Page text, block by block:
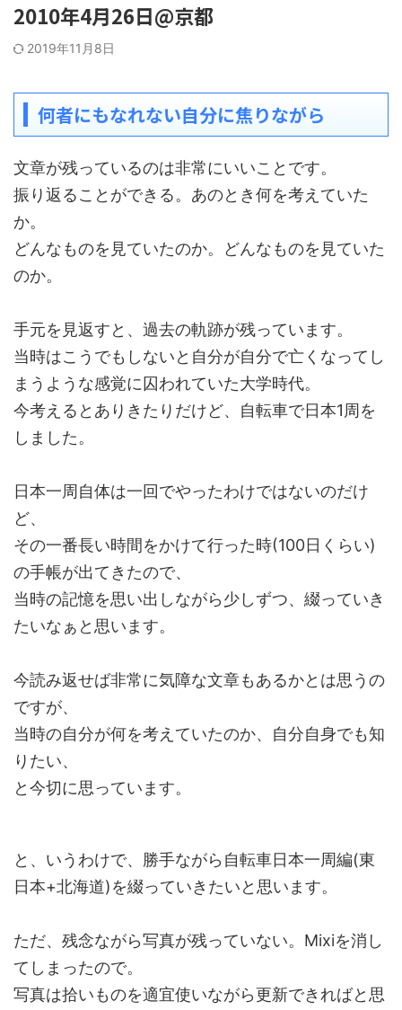
2010年4月26日@京都
2019年11月8日
何者にもなれない自分に焦りながら
文章が残っているのは非常にいいことです。
振り返ることができる。あのとき何を考えていた
か。
どんなものを見ていたのか。どんなものを見ていた
のか。
手元を見返すと、過去の軌跡が残っています。
当時はこうでもしないと自分が自分で亡くなってし
まうような感覚に囚われていた大学時代。
今考えるとありきたりだけど、自転車で日本1周を
しました。
日本一周自体は一回でやったわけではないのだけ
ど、
その一番長い時間をかけて行った時(100日くらい)
の手帳が出てきたので、
当時の記憶を思い出しながら少しずつ、綴っていき
たいなぁと思います。
今読み返せば非常に気障な文章もあるかとは思うの
ですが、
当時の自分が何を考えていたのか、自分自身でも知
りたい、
と今切に思っています。
と、いうわけで、勝手ながら自転車日本一周編(東
日本+北海道)を綴っていきたいと思います。
ただ、残念ながら写真が残っていない。Mixiを消し
てしまったので。
写真は拾いものを適宜使いながら更新できればと思